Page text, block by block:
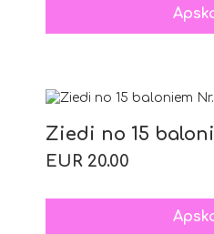
Ziedi no 15
EUR 20.00